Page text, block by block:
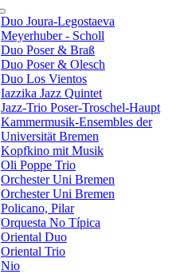
Duo Joura-Legostaeva
Meyerhuber - Scholl
Duo Poser & Braß
Duo Poser & Olesch
Duo Los Vientos
Iazzika Jazz Quintet
Jazz-Trio Poser-Troschel-Haupt
Kammermusik-Ensembles der
Universität Bremen
Kopfkino mit Musik
Oli Poppe Trio
Orchester Uni Bremen
Orchester Uni Bremen
Policano, Pilar
Orquesta No Típica
Oriental Duo
Oriental Trio
Nio